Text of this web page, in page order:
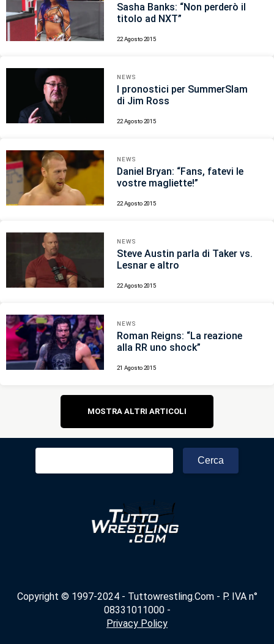
Sasha Banks: “Non perderò il
titolo ad NXT”
22 Agosto 2015
NEWS
I pronostici per SummerSlam
di Jim Ross
22 Agosto 2015
NEWS
Daniel Bryan: “Fans, fatevi le
vostre magliette!”
22 Agosto 2015
NEWS
Steve Austin parla di Taker vs.
Lesnar e altro
22 Agosto 2015
NEWS
Roman Reigns: “La reazione
alla RR uno shock”
21 Agosto 2015
Navigazione
articoli
MOSTRA ALTRI ARTICOLI
Ricerca
Copyright © 1997-2024 - Tuttowrestling.Com - P. IVA n°
08331011000 -
Privacy Policy